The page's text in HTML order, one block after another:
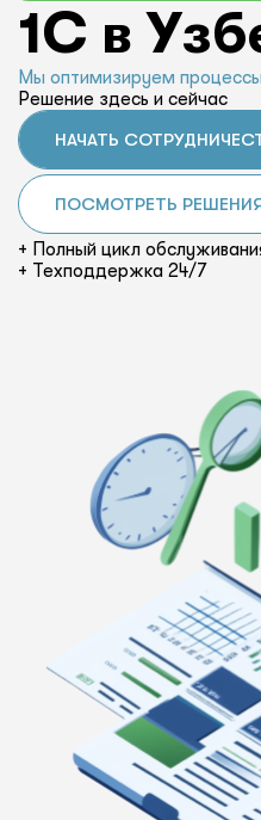
1С в
Мы оптимизируем
Решение здесь и сейчас
НАЧАТЬ
ПОСМОТРЕТЬ
+ Полный цикл
+ Техподдержка 24/7